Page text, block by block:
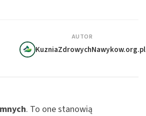
AUTOR
KuzniaZdrowychNawykow.org.pl
. To one stanowią